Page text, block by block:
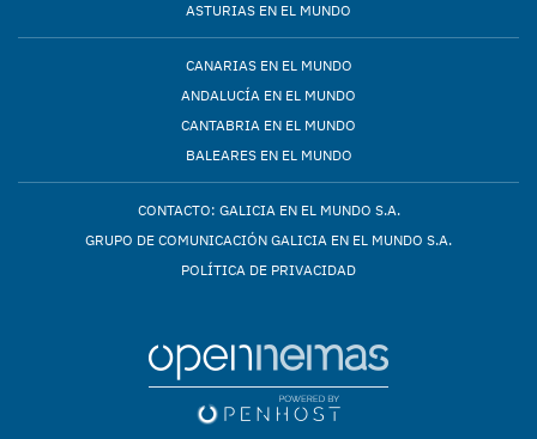
ASTURIAS EN EL MUNDO
CANARIAS EN EL MUNDO
ANDALUCÍA EN EL MUNDO
CANTABRIA EN EL MUNDO
BALEARES EN EL MUNDO
CONTACTO: GALICIA EN EL MUNDO S.A.
GRUPO DE COMUNICACIÓN GALICIA EN EL MUNDO S.A.
POLÍTICA DE PRIVACIDAD